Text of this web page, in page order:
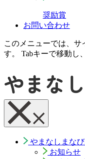
奨励賞
お問い合わせ
このメニューでは、サ
す。 Tabキーで移動し
やまなしまなび
お知らせ